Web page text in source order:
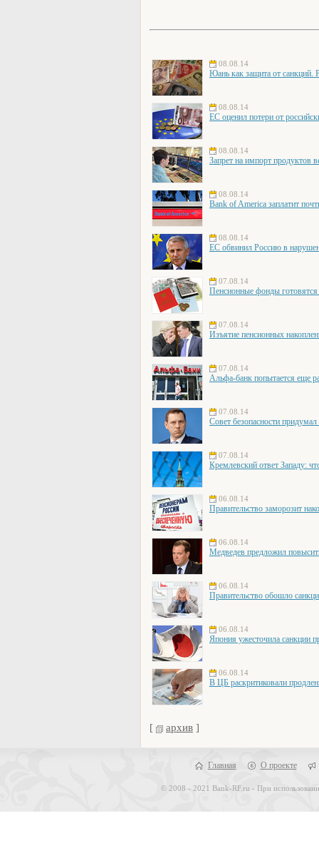
08.08.14
Юань как защита от санкций.
08.08.14
ЕС оценил потери от
08.08.14
Запрет на импорт продуктов
08.08.14
Bank of America заплатит
08.08.14
ЕС обвинил Россию в
07.08.14
Пенсионные фонды готовятся
07.08.14
Изъятие пенсионных
07.08.14
Альфа-банк попытается еще
07.08.14
Совет безопасности
07.08.14
Кремлевский ответ Западу:
06.08.14
Правительство заморозит
06.08.14
Медведев предложил
06.08.14
Правительство обошло
06.08.14
Япония ужесточила санкции
06.08.14
В ЦБ раскритиковали
[ архив ]
Главная О проекте
© 2008 - 2021 Bank-RF.ru - При